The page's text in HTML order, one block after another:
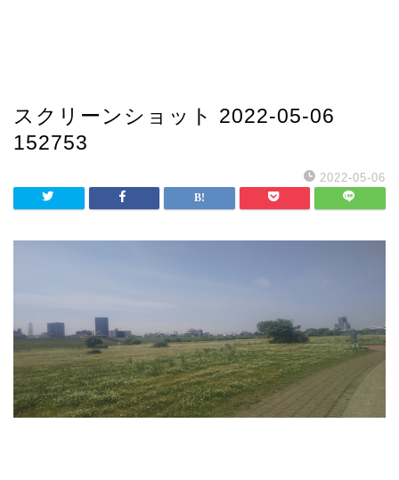
スクリーンショット 2022-05-06
152753
2022-05-06